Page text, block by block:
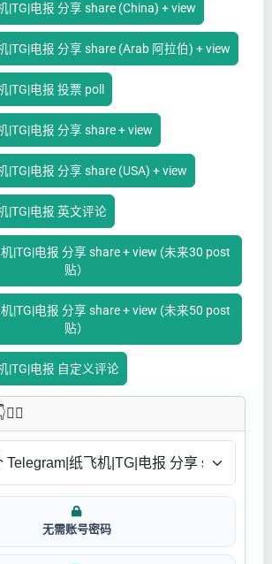
|TG|电报 分享 share (China) + view
|TG|电报 分享 share (Arab 阿拉伯) + view
|TG|电报 投票 poll
|TG|电报 分享 share + view
|TG|电报 分享 share (USA) + view
|TG|电报 英文评论
|TG|电报 分享 share + view (未来30 post
贴）
|TG|电报 分享 share + view (未来50 post
贴）
|TG|电报 自定义评论
无需账号密码